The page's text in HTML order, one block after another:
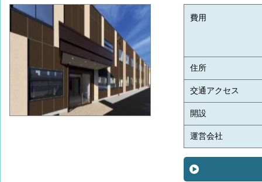
費用
住所
交通アクセス
開設
運営会社